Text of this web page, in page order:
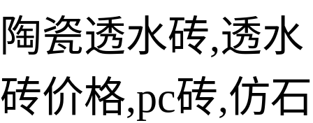
陶瓷透水砖,透水
砖价格,pc砖,仿石
生态仿石砖
仿石透水砖
承重仿石砖
细面透水砖